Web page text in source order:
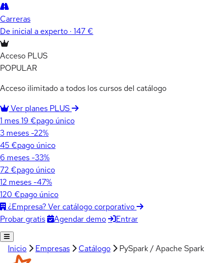
Carreras
De inicial a experto · 147 €
Acceso PLUS
POPULAR
Acceso ilimitado a todos los cursos del catálogo
Ver planes PLUS
1 mes19 €pago único
3 meses -22%
45 €pago único
6 meses -33%
72 €pago único
12 meses -47%
120 €pago único
¿Empresa? Ver catálogo corporativo
Probar gratis
Agendar demo Entrar
Inicio Empresas Catálogo PySpark / Apache Spark